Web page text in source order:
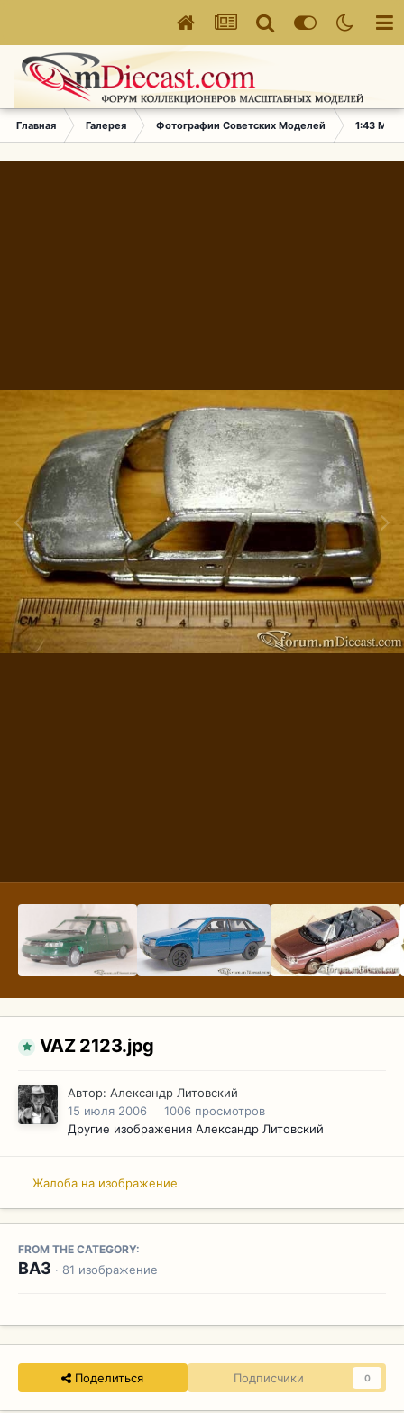
Главная Галерея Фотографии Советских Моделей 1:43
VAZ 2123.jpg
Автор: Александр Литовский
15 июля 2006
1006 просмотров
Другие изображения Александр Литовский
Жалоба на изображение
FROM THE CATEGORY:
ВАЗ · 81 изображение
Поделиться Подписчики 0